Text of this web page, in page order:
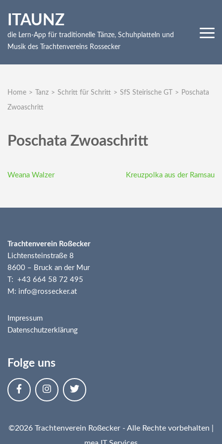
ITAUNZ
die Lern-App für traditionelle Tänze, Schuhplatteln und
Musik des Trachtenvereins Rossecker
Home > Tanz > Schritt für Schritt > SfS Steirische GT > Poschata
Zwoaschritt
Poschata Zwoaschritt
Beitragsnavigation
Weana Walzer Kreuzpolka aus der Ramsau
Trachtenverein Roßecker
Lichtensteinstraße 8
8600 – Bruck an der Mur
T: +43 664 58 72 495
M: info@rossecker.at
Impressum
Datenschutzerklärung
Folge uns
©2026 Trachtenverein Roßecker - Alle Rechte vorbehalten |